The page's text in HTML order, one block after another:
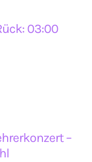
03:00
–